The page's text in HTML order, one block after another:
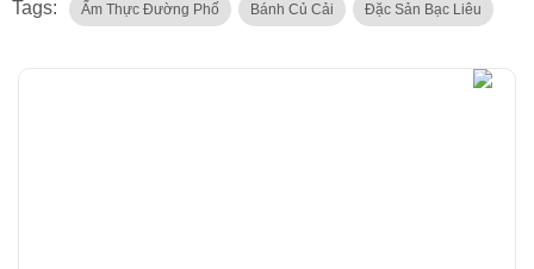
Tags: Ẩm Thực Đường Phố Bánh Củ Cải Đặc Sản Bạc Liêu